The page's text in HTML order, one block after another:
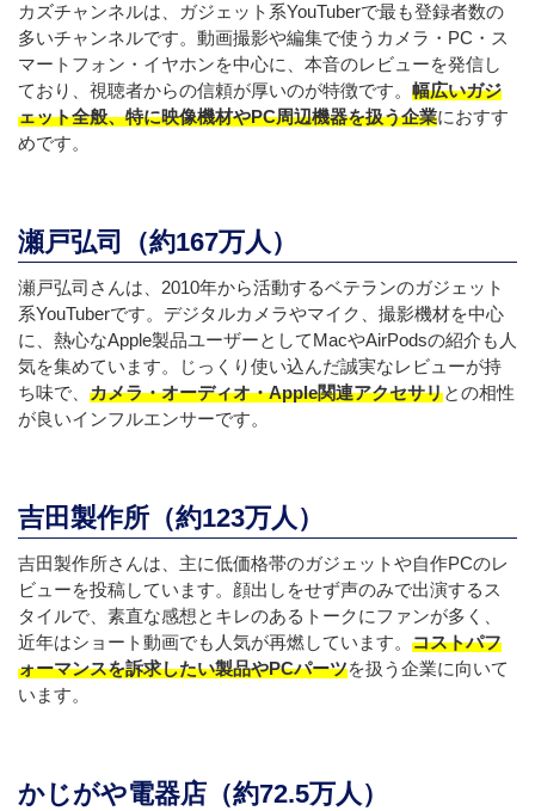
カズチャンネルは、ガジェット系YouTuberで最も登録者数の
多いチャンネルです。動画撮影や編集で使うカメラ・PC・ス
マートフォン・イヤホンを中心に、本音のレビューを発信し
ており、視聴者からの信頼が厚いのが特徴です。 幅広いガジ
ェット全般、特に映像機材やPC周辺機器を扱う企業におすす
めです。
瀬戸弘司（約167万人）
瀬戸弘司さんは、2010年から活動するベテランのガジェット
系YouTuberです。デジタルカメラやマイク、撮影機材を中心
に、熱心なApple製品ユーザーとしてMacやAirPodsの紹介も人
気を集めています。じっくり使い込んだ誠実なレビューが持
ち味で、 カメラ・オーディオ・Apple関連アクセサリとの相性
が良いインフルエンサーです。
吉田製作所（約123万人）
吉田製作所さんは、主に低価格帯のガジェットや自作PCのレ
ビューを投稿しています。顔出しをせず声のみで出演するス
タイルで、素直な感想とキレのあるトークにファンが多く、
近年はショート動画でも人気が再燃しています。 コストパフ
ォーマンスを訴求したい製品やPCパーツを扱う企業に向いて
います。
かじがや電器店（約72.5万人）